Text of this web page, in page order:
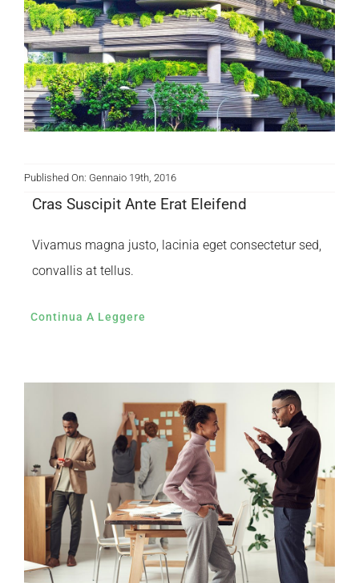
Published On: Gennaio 19th, 2016
Cras Suscipit Ante Erat Eleifend
Vivamus magna justo, lacinia eget consectetur sed,
convallis at tellus.
Continua A Leggere